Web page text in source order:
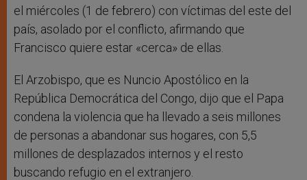
el miércoles (1 de febrero) con víctimas del este del
país, asolado por el conflicto, afirmando que
Francisco quiere estar «cerca» de ellas.
El Arzobispo, que es Nuncio Apostólico en la
República Democrática del Congo, dijo que el Papa
condena la violencia que ha llevado a seis millones
de personas a abandonar sus hogares, con 5,5
millones de desplazados internos y el resto
buscando refugio en el extranjero.